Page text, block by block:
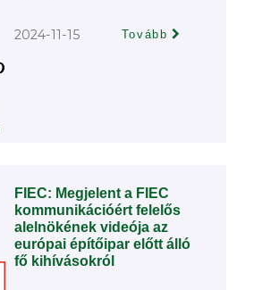
2024-11-15 Tovább
FIEC: Megjelent a FIEC
kommunikációért felelős
alelnökének videója az
európai építőipar előtt álló
fő kihívásokról